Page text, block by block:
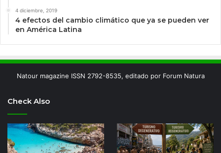
4 diciembre, 2019
4 efectos del cambio climático que ya se pueden ver
en América Latina
Natour magazine ISSN 2792-8535, editado por Forum Natura
Check Also